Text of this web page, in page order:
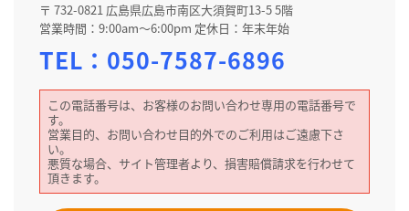
〒 732-0821 広島県広島市南区大須賀町13-5 5階
営業時間：9:00am～6:00pm 定休日：年末年始
TEL： 050-7587-6896
この電話番号は、お客様のお問い合わせ専用の電話番号で
す。
営業目的、お問い合わせ目的外でのご利用はご遠慮下さ
い。
悪質な場合、サイト管理者より、損害賠償請求を行わせて
頂きます。